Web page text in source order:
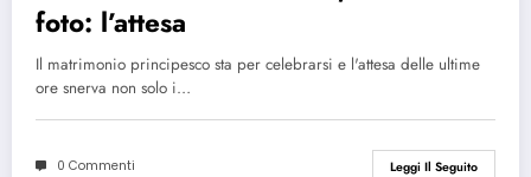
foto: l’attesa
Il matrimonio principesco sta per celebrarsi e l'attesa delle ultime
ore snerva non solo i…
0 Commenti Leggi Il Seguito